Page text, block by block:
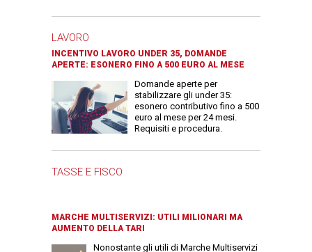
LAVORO
INCENTIVO LAVORO UNDER 35, DOMANDE
APERTE: ESONERO FINO A 500 EURO AL MESE
Domande aperte per
stabilizzare gli under 35:
esonero contributivo fino a 500
euro al mese per 24 mesi.
Requisiti e procedura.
TASSE E FISCO
MARCHE MULTISERVIZI: UTILI MILIONARI MA
AUMENTO DELLA TARI
Nonostante gli utili di Marche Multiservizi